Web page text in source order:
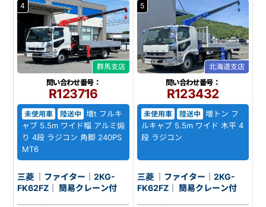
4
群馬支店
問い合わせ番号：
R123716
未使用車 陸送中 増t フルキ
ャブ 5.5m ワイド幅 アルミ煽
り 4段 ラジコン 角脚 240PS
MT6
三菱 ｜ファイター｜2KG-
FK62FZ｜ 簡易クレーン付
5
北海道支店
問い合わせ番号：
R123432
未使用車 陸送中 増トン フ
ルキャブ 5.5m ワイド 木平 4
段 ラジコン
三菱 ｜ファイター｜2KG-
FK62FZ｜ 簡易クレーン付